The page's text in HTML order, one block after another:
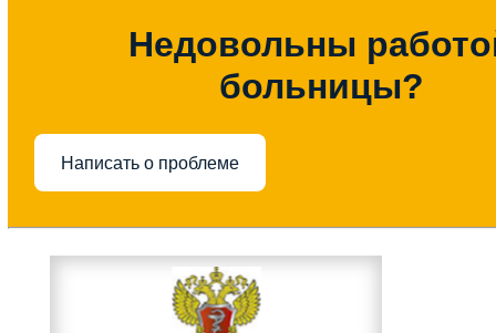
Недовольны
больницы?
Написать о проблеме